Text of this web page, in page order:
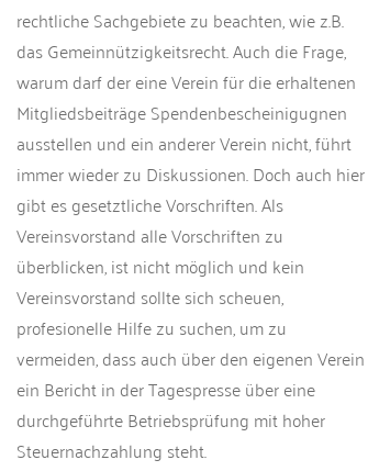
rechtliche Sachgebiete zu beachten, wie z.B.
das Gemeinnützigkeitsrecht. Auch die Frage,
warum darf der eine Verein für die erhaltenen
Mitgliedsbeiträge Spendenbescheinigugnen
ausstellen und ein anderer Verein nicht, führt
immer wieder zu Diskussionen. Doch auch hier
gibt es gesetztliche Vorschriften. Als
Vereinsvorstand alle Vorschriften zu
überblicken, ist nicht möglich und kein
Vereinsvorstand sollte sich scheuen,
profesionelle Hilfe zu suchen, um zu
vermeiden, dass auch über den eigenen Verein
ein Bericht in der Tagespresse über eine
durchgeführte Betriebsprüfung mit hoher
Steuernachzahlung steht.